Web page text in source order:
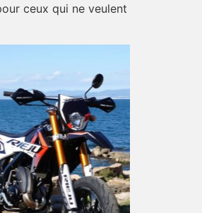
ceux qui ne veulent